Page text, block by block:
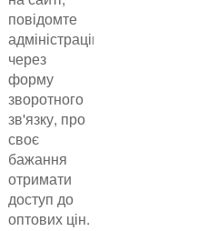
повідомте
адміністрацію
через
форму
зворотного
зв'язку, про
своє
бажання
отримати
доступ до
оптових цін.